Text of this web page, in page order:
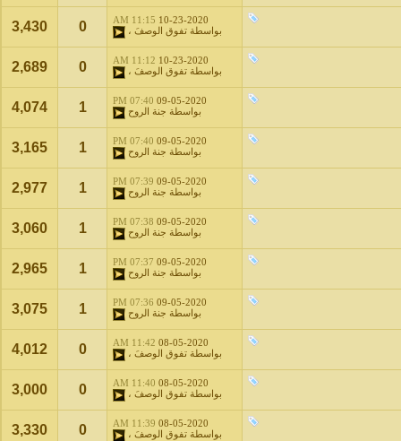
10-23-2020
11:15 AM
بواسطة تفوق الوصفَ ، 0
3,430
10-23-2020
11:12 AM
بواسطة تفوق الوصفَ ، 0
2,689
09-05-2020
07:40 PM
بواسطة جنة الروح 1
4,074
09-05-2020
07:40 PM
بواسطة جنة الروح 1
3,165
09-05-2020
07:39 PM
بواسطة جنة الروح 1
2,977
09-05-2020
07:38 PM
بواسطة جنة الروح 1
3,060
09-05-2020
07:37 PM
بواسطة جنة الروح 1
2,965
09-05-2020
07:36 PM
بواسطة جنة الروح 1
3,075
08-05-2020
11:42 AM
بواسطة تفوق الوصفَ ، 0
4,012
08-05-2020
11:40 AM
بواسطة تفوق الوصفَ ، 0
3,000
08-05-2020
11:39 AM
بواسطة تفوق الوصفَ ، 0
3,330